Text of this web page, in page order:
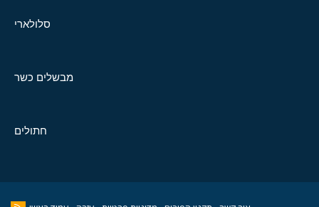
סלולארי
מבשלים כשר
חתולים